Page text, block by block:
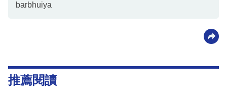
barbhuiya
推薦閱讀